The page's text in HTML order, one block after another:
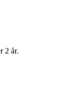
2 år.